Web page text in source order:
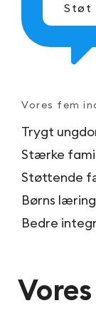
Støt
Vores fem
Trygt
Stærke
Støttende
Børns læring
Bedre